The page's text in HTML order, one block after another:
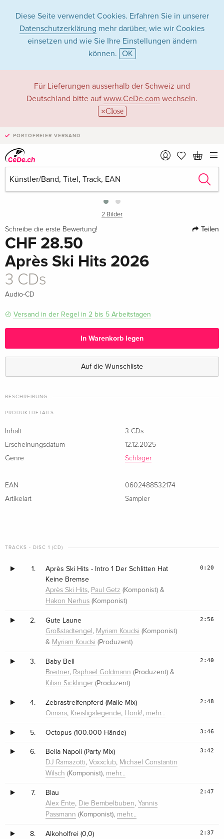
Diese Seite verwendet Cookies. Erfahren Sie in unserer
Datenschutzerklärung mehr darüber, wie wir Cookies
einsetzen und wie Sie Ihre Einstellungen ändern
können. OK
Für Lieferungen ausserhalb der Schweiz und
Deutschland bitte auf www.CeDe.com wechseln.
Close
PORTOFREIER VERSAND
2 Bilder
Schreibe die erste Bewertung! Teilen
CHF 28.50
Après Ski Hits 2026
3 CDs
Audio-CD
Versand in der Regel in 2 bis 5 Arbeitstagen
In Warenkorb legen
Auf die Wunschliste
BESCHREIBUNG
PRODUKTDETAILS
Inhalt
3 CDs
Erscheinungsdatum
12.12.2025
Genre
Schlager
EAN
0602488532174
Artikelart
Sampler
TRACKS - DISC 1 (CD)
1.
Après Ski Hits - Intro 1 Der Schlitten Hat
Keine Bremse
Après Ski Hits, Paul Getz (Komponist) &
Hakon Nerhus (Komponist)
0:20
2. Gute Laune
Großstadtengel , Myriam Koudsi (Komponist)
& Myriam Koudsi (Produzent)
2:56
3. Baby Bell
Breitner, Raphael Goldmann (Produzent) &
Kilian Sicklinger (Produzent)
2:40
4. Zebrastreifenpferd (Malle Mix)
Oimara, Kreisligalegende, Honk!, mehr…
2:48
5. Octopus (100.000 Hände) 3:46
6. Bella Napoli (Party Mix)
DJ Ramazotti,Voxxclub, Michael Constantin
Wilsch (Komponist), mehr…
3:42
7. Blau
Alex Ente, Die Bembelbuben,Yannis
Passmann (Komponist), mehr…
2:47
8. Alkoholfrei (0,0) 2:37